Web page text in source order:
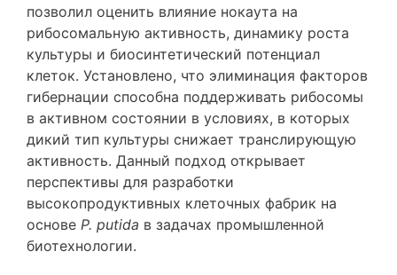
позволил оценить влияние нокаута на
рибосомальную активность, динамику роста
культуры и биосинтетический потенциал
клеток. Установлено, что элиминация факторов
гибернации способна поддерживать рибосомы
в активном состоянии в условиях, в которых
дикий тип культуры снижает транслирующую
активность. Данный подход открывает
перспективы для разработки
высокопродуктивных клеточных фабрик на
основе P. putida в задачах промышленной
биотехнологии.